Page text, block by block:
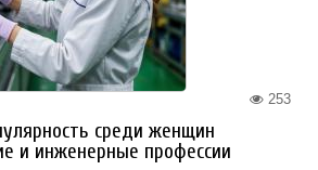
253
среди женщин
и инженерные профессии